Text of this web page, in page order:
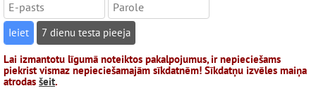
7 dienu testa pieeja
Lai izmantotu līgumā noteiktos pakalpojumus, ir nepieciešams
piekrist vismaz nepieciešamajām sīkdatnēm! Sīkdatņu izvēles maiņa
atrodas šeit.